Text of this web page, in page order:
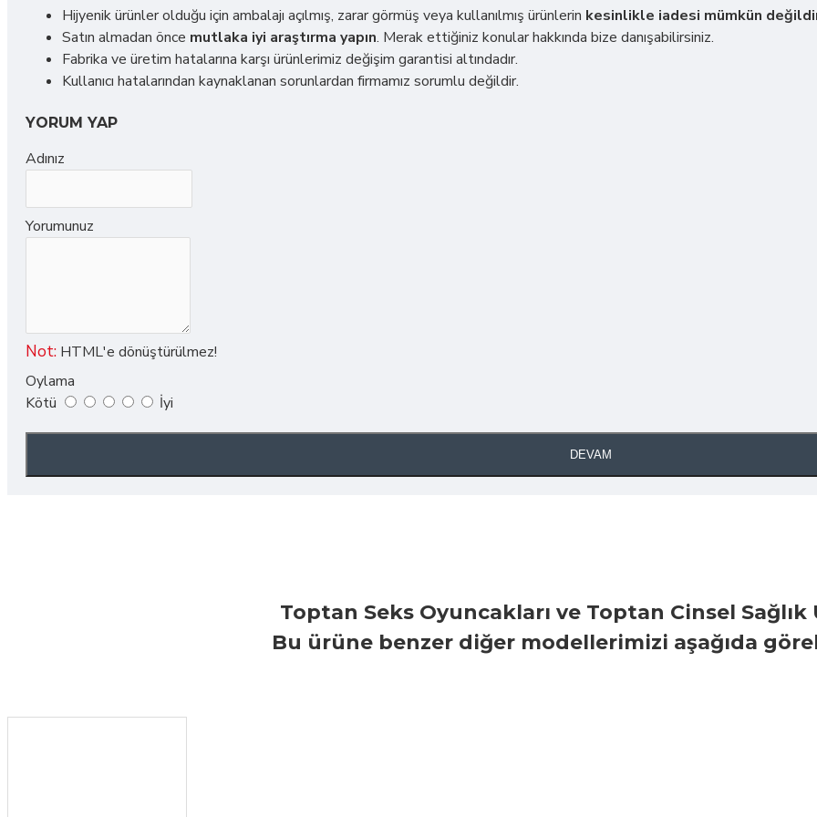
Hijyenik ürünler olduğu için ambalajı açılmış, zarar görmüş veya kullanılmış ürünlerin kesinlikle iadesi mümkün
Satın almadan önce mutlaka iyi araştırma yapın. Merak ettiğiniz konular hakkında bize danışabilirsiniz.
Fabrika ve üretim hatalarına karşı ürünlerimiz değişim garantisi altındadır.
Kullanıcı hatalarından kaynaklanan sorunlardan firmamız sorumlu değildir.
YORUM YAP
Adınız
Yorumunuz
Not: HTML'e dönüştürülmez!
Oylama
Kötü
İyi
DEVAM
Toptan Seks Oyuncakları ve Toptan Cinsel
Bu ürüne benzer diğer modellerimizi aşağıda